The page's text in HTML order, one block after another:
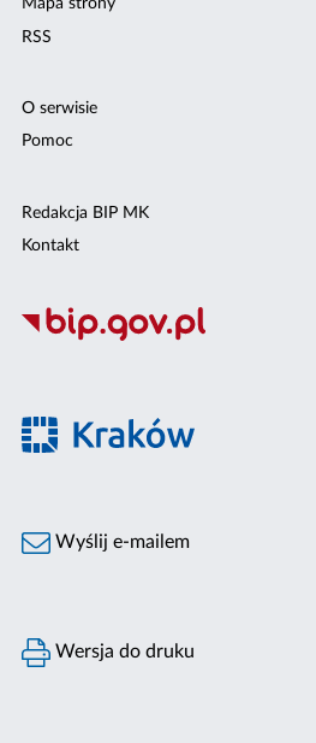
Mapa strony
RSS
O serwisie
Pomoc
Redakcja BIP MK
Kontakt
Wyślij e-mailem
Wersja do druku